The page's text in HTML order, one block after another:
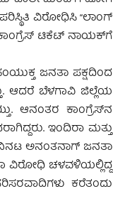
ವಿರೋಧಿಸಿ “ಲಾಂಗ್
ಟಿಕೆಟ್ ನಾಯಕ್‍ಗೆ
ಜನತಾ ಪಕ್ಷದಿಂದ
ಆದರೆ ಬೆಳಗಾವಿ ಜಿಲ್ಲೆಯ
ಆನಂತರ ಕಾಂಗ್ರೆಸ್‍ನ
ಇಂದಿರಾ ಮತ್ತು
ಅನಂತನಾಗ್ ಜನತಾ
ವಿರೋಧಿ ಚಳವಳಿಯಲ್ಲಿದ್ದ
ಕರೆತಂದು